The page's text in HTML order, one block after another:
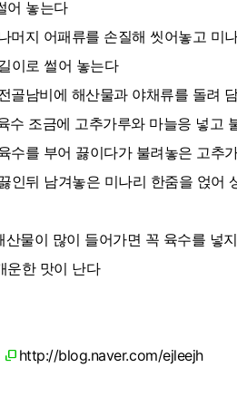
어 놓는다
머지 어패류를 손질해 씻어놓고 미
이로 썰어 놓는다
골남비에 해산물과 야채류를 돌려
수 조금에 고추가루와 마늘응 넣고
수를 부어 끓이다가 불려놓은 고추
인뒤 남겨놓은 미나리 한줌을 얹어
산물이 많이 들어가면 꼭 육수를 넣
운한 맛이 난다
http://blog.naver.com/ejleejh